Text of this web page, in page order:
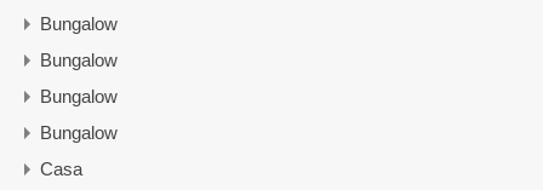
Bungalow
Bungalow
Bungalow
Bungalow
Casa